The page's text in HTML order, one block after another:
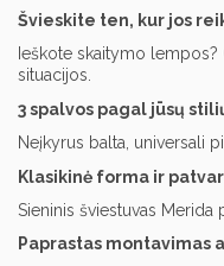
Švieskite ten, kur jos
Ieškote skaitymo
situacijos.
3 spalvos pagal jūsų
Neįkyrus balta, universali
Klasikinė forma ir
Sieninis šviestuvas
Paprastas montavimas